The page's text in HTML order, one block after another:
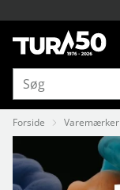
Forside Varemærker